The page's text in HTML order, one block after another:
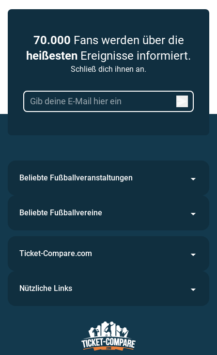
70.000 Fans werden über die
heißesten Ereignisse informiert.
Schließ dich ihnen an.
Beliebte Fußballveranstaltungen
Beliebte Fußballvereine
Ticket-Compare.com
Nützliche Links